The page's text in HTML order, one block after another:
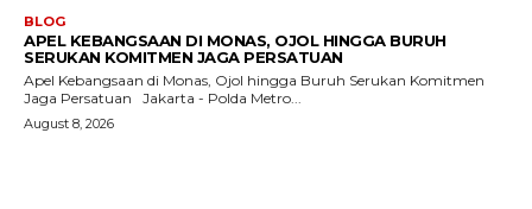
BLOG
APEL KEBANGSAAN DI MONAS, OJOL HINGGA BURUH
SERUKAN KOMITMEN JAGA PERSATUAN
Apel Kebangsaan di Monas, Ojol hingga Buruh Serukan Komitmen
Jaga Persatuan Jakarta - Polda Metro...
August 8, 2026